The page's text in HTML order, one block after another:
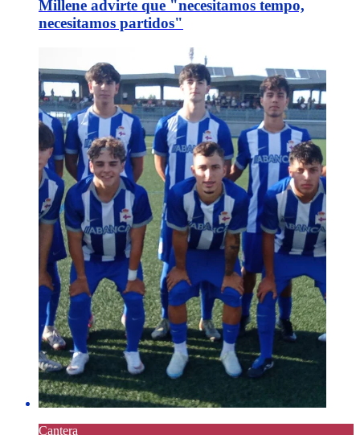
Millene advirte que "necesitamos tempo,
necesitamos partidos"
Cantera